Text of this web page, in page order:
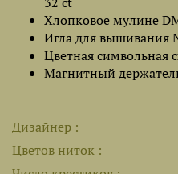
Хлопковое мулине
Игла для вышивания
Цветная символьная
Магнитный
Дизайнер
Цветов ниток